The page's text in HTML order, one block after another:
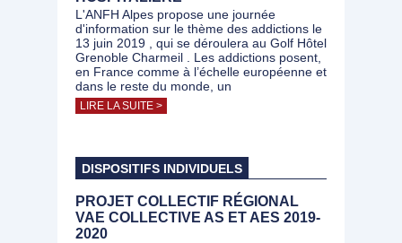
L'ANFH Alpes propose une journée
d'information sur le thème des addictions le
13 juin 2019 , qui se déroulera au Golf Hôtel
Grenoble Charmeil . Les addictions posent,
en France comme à l’échelle européenne et
dans le reste du monde, un
LIRE LA SUITE >
DISPOSITIFS INDIVIDUELS
PROJET COLLECTIF RÉGIONAL
VAE COLLECTIVE AS ET AES 2019-
2020